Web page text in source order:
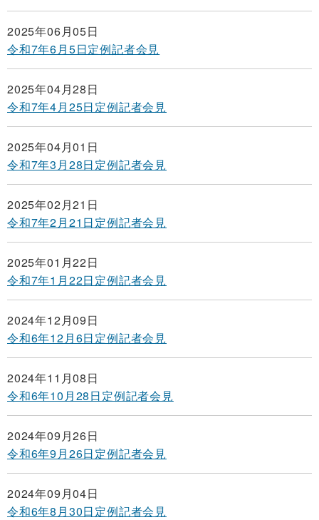
2025年06月05日
令和7年6月5日定例記者会見
2025年04月28日
令和7年4月25日定例記者会見
2025年04月01日
令和7年3月28日定例記者会見
2025年02月21日
令和7年2月21日定例記者会見
2025年01月22日
令和7年1月22日定例記者会見
2024年12月09日
令和6年12月6日定例記者会見
2024年11月08日
令和6年10月28日定例記者会見
2024年09月26日
令和6年9月26日定例記者会見
2024年09月04日
令和6年8月30日定例記者会見